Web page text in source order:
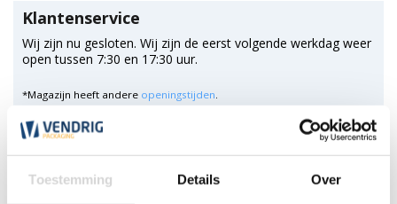
Toestemming Details Over
Klantenservice
Wij zijn nu gesloten. Wij zijn de eerst volgende werkdag weer
open tussen 7:30 en 17:30 uur.
*Magazijn heeft andere openingstijden.